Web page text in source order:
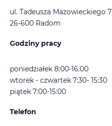
ul. Tadeusza Mazowieckiego 7
26-600 Radom
Godziny pracy
poniedziałek 8:00-16:00
wtorek - czwartek 7:30- 15:30
piątek 7:00-15:00
Telefon